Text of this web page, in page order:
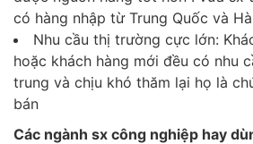
có hàng nhập từ Trung Quốc và
Nhu cầu thị trường cực lớn:
hoặc khách hàng mới đều có nhu
trung và chịu khó thăm lại họ là
bán
Các ngành sx công nghiệp hay